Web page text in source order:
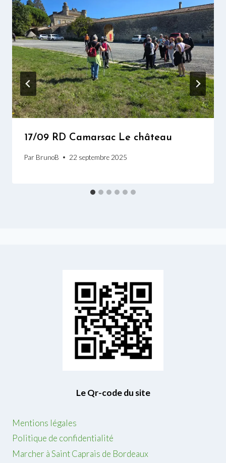
17/09 RD Camarsac Le château
Par BrunoB 22 septembre 2025
Le Qr-code du site
Mentions légales
Politique de confidentialité
Marcher à Saint Caprais de Bordeaux